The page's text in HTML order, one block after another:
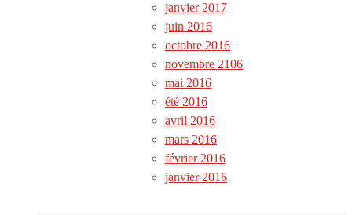
janvier 2017
juin 2016
octobre 2016
novembre 2106
mai 2016
été 2016
avril 2016
mars 2016
février 2016
janvier 2016